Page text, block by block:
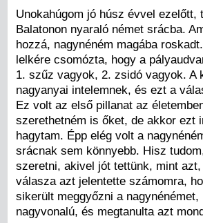
Unokahúgom jó húsz évvel
Balatonon nyaraló német srácba.
hozzá, nagynéném magába
lelkére csomózta, hogy a
1. szűz vagyok, 2. zsidó vagyok. A
nagyanyai intelemnek, és ezt a
Ez volt az első pillanat az
szerethetném is őket, de akkor ezt
hagytam. Épp elég volt a
srácnak sem könnyebb. Hisz
szeretni, akivel jót tettünk, mint
válasza azt jelentette számomra,
sikerült meggyőzni a
nagyvonalú, és megtanulta azt